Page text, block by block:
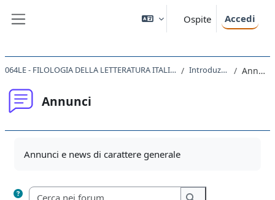
Ospite Accedi
064LE - FILOLOGIA DELLA LETTERATURA ITALIANA 2020 Introduzione Annunci
Annunci
Annunci e news di carattere generale
Cerca nei forum